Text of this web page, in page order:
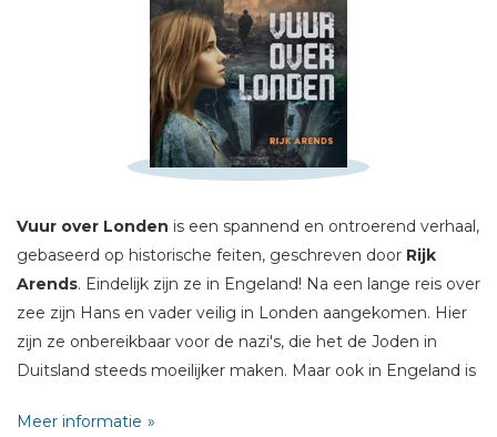
Vuur over Londen is een spannend en ontroerend verhaal,
gebaseerd op historische feiten, geschreven door Rijk
Arends. Eindelijk zijn ze in Engeland! Na een lange reis over
zee zijn Hans en vader veilig in Londen aangekomen. Hier
zijn ze onbereikbaar voor de nazi's, die het de Joden in
Duitsland steeds moeilijker maken. Maar ook in Engeland is
bewoners van Londen een schuilplaats in hun tuin maken.
Meer informatie
Schrijf hieronder je review!
Titel *
Bericht *